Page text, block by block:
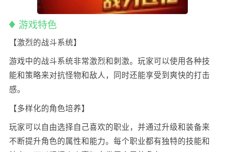
游戏特色
【激烈的战斗系统】
游戏中的战斗系统非常激烈和刺激。玩家可以使用各种技
能和策略来对抗怪物和敌人，同时还能享受到爽快的打击
感。
【多样化的角色培养】
玩家可以自由选择自己喜欢的职业，并通过升级和装备来
不断提升角色的属性和能力。每个职业都有独特的技能和